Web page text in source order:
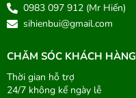
0983 097 912 (Mr Hiến)
sihienbui@gmail.com
CHĂM SÓC KHÁCH HÀNG
Thời gian hỗ trợ
24/7 không kể ngày lễ